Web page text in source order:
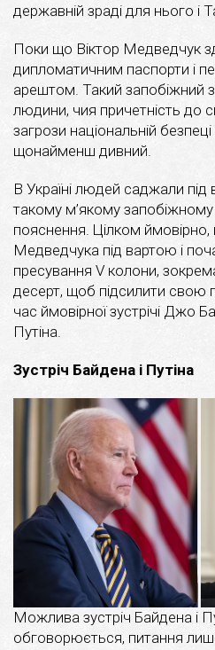
державній зраді для нього і
Поки що Віктор Медведчук
дипломатичним паспорти і
арештом. Такий запобіжний
людини, чия причетність до
загрози національній
щонайменш дивний.
В Україні людей саджали під
такому м’якому
пояснення. Цілком
Медведчука під вартою і
пресування V колони,
десерт, щоб підсилити свою
час ймовірної зустрічі Джо
Путіна.
Зустріч Байдена і Путіна
Можлива зустріч Байдена і
обговорюється, питання